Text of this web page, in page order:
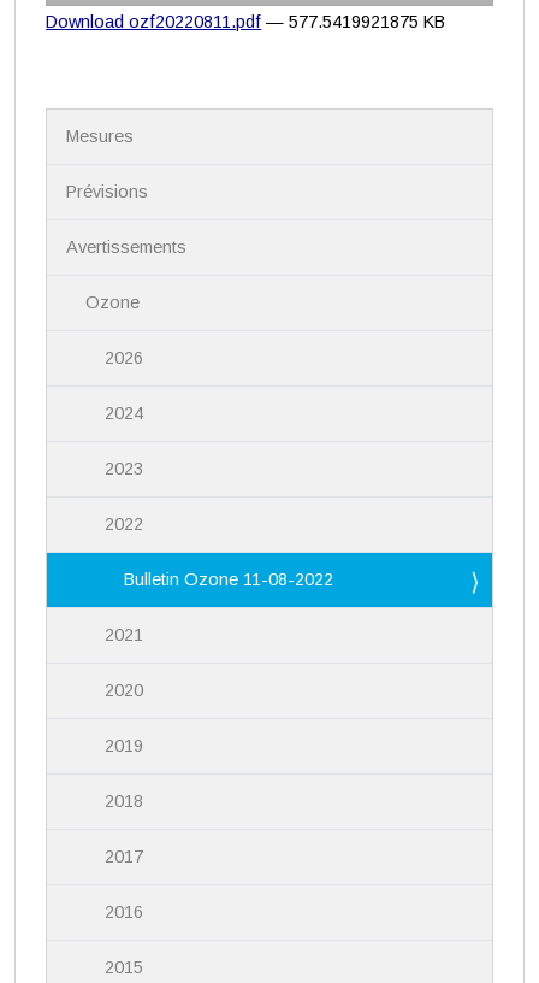
Download ozf20220811.pdf — 577.5419921875 KB
Mesures
Prévisions
Avertissements
Ozone
2026
2024
2023
2022
Bulletin Ozone 11-08-2022
2021
2020
2019
2018
2017
2016
2015